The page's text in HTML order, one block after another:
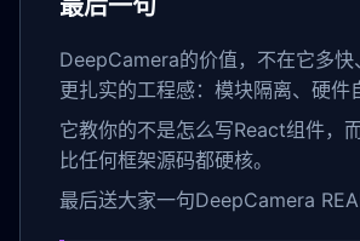
DeepCamera的价值，不在它多
更扎实的工程感：模块隔离、硬
它教你的不是怎么写React组件，
比任何框架源码都硬核。
最后送大家一句DeepCamera